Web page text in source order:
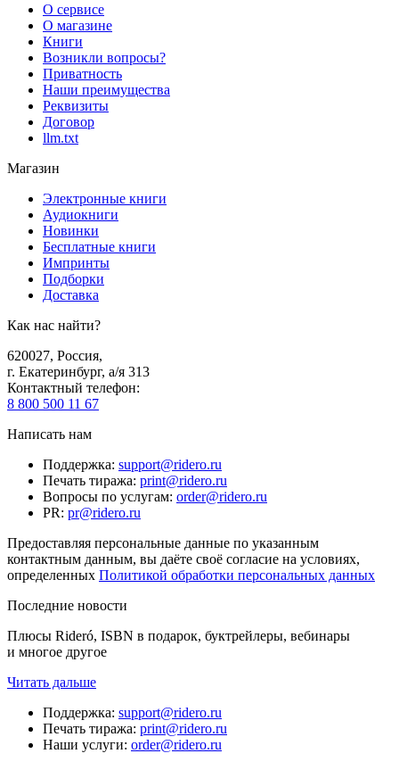
О сервисе
О магазине
Книги
Возникли вопросы?
Приватность
Наши преимущества
Реквизиты
Договор
llm.txt
Магазин
Электронные книги
Аудиокниги
Новинки
Бесплатные книги
Импринты
Подборки
Доставка
Как нас найти?
620027, Россия,
г. Екатеринбург, а/я 313
Контактный телефон:
8 800 500 11 67
Написать нам
Поддержка: support@ridero.ru
Печать тиража: print@ridero.ru
Вопросы по услугам: order@ridero.ru
PR: pr@ridero.ru
Предоставляя персональные данные по указанным
контактным данным, вы даёте своё согласие на условиях,
определенных Политикой обработки персональных данных
Последние новости
Плюсы Rideró, ISBN в подарок, буктрейлеры, вебинары
и многое другое
Читать дальше
Поддержка: support@ridero.ru
Печать тиража: print@ridero.ru
Наши услуги: order@ridero.ru